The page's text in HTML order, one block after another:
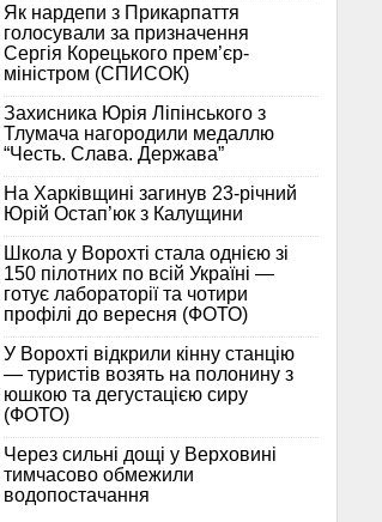
Як нардепи з Прикарпаття
голосували за призначення
Сергія Корецького прем’єр-
міністром (СПИСОК)
Захисника Юрія Ліпінського з
Тлумача нагородили медаллю
“Честь. Слава. Держава”
На Харківщині загинув 23-річний
Юрій Остап’юк з Калущини
Школа у Ворохті стала однією зі
150 пілотних по всій Україні —
готує лабораторії та чотири
профілі до вересня (ФОТО)
У Ворохті відкрили кінну станцію
— туристів возять на полонину з
юшкою та дегустацією сиру
(ФОТО)
Через сильні дощі у Верховині
тимчасово обмежили
водопостачання